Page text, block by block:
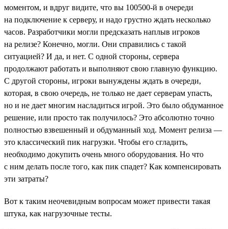
моментом, и вдруг видите, что вы 100500-й в очереди
на подключение к серверу, и надо грустно ждать несколько
часов. Разработчики могли предсказать наплыв игроков
на релизе? Конечно, могли. Они справились с такой
ситуацией? И да, и нет. С одной стороны, сервера
продолжают работать и выполняют свою главную функцию.
С другой стороны, игроки вынуждены ждать в очереди,
которая, в свою очередь, не только не дает серверам упасть,
но и не дает многим насладиться игрой. Это было обдуманное
решение, или просто так получилось? Это абсолютно точно
полностью взвешенный и обдуманный ход. Момент релиза —
это классический пик нагрузки. Чтобы его сгладить,
необходимо докупить очень много оборудования. Но что
с ним делать после того, как пик спадет? Как компенсировать
эти затраты?
Вот к таким неочевидным вопросам может привести такая
штука, как нагрузочные тесты.